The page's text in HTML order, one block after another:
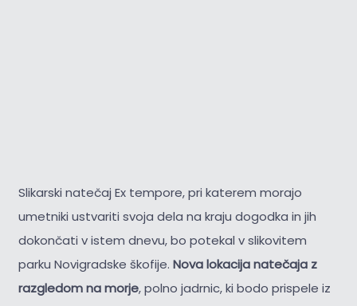
Slikarski natečaj Ex tempore, pri katerem morajo
umetniki ustvariti svoja dela na kraju dogodka in jih
dokončati v istem dnevu, bo potekal v slikovitem
parku Novigradske škofije. Nova lokacija natečaja z
razgledom na morje, polno jadrnic, ki bodo prispele iz